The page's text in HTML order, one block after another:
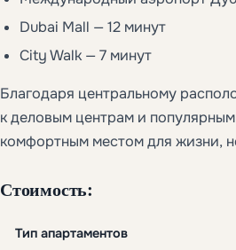
Dubai Mall — 12 минут
City Walk — 7 минут
Благодаря центральному
к деловым центрам и
комфортным местом для жизни,
Стоимость:
Тип апартаментов